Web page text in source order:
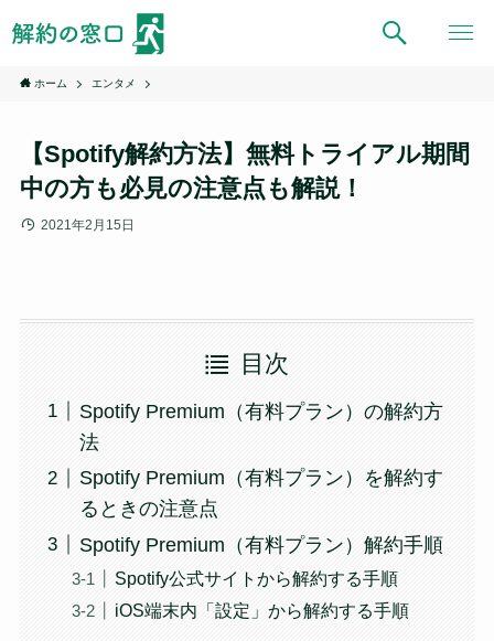
ホーム エンタメ
【Spotify解約方法】無料トライアル期間
中の方も必見の注意点も解説！
2021年2月15日
目次
Spotify Premium（有料プラン）の解約方
法
Spotify Premium（有料プラン）を解約す
るときの注意点
Spotify Premium（有料プラン）解約手順
Spotify公式サイトから解約する手順
iOS端末内「設定」から解約する手順